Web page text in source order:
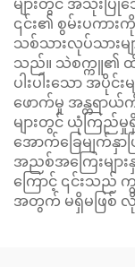
များတွင် အသုံးပြု
၎င်း၏ စွမ်းပကားကို
သစ်သားလုပ်သားမ
သည်။ သဲစက္ကူ၏ ထိန်
ပါးပါးသော အပို
ဖောက်မှု အန္တရာယ်
များတွင် ယုံကြည်
အောက်ခြေမျက်
အညစ်အကြေးများ
ကြောင့် ၎င်းသည် က
အတွက် မရှိမဖြစ်